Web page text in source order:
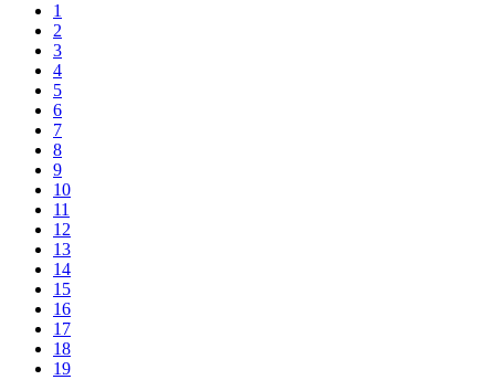
1
2
3
4
5
6
7
8
9
10
11
12
13
14
15
16
17
18
19